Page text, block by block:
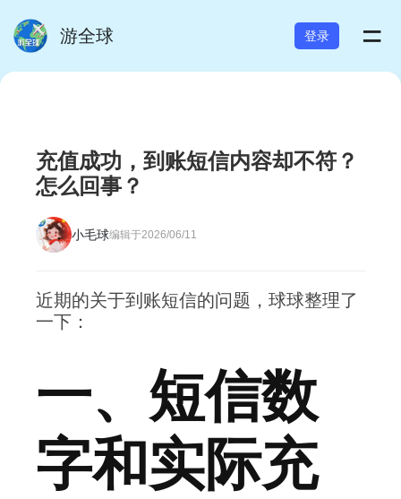
游全球 登录 =
充值成功，到账短信内容却不符？
怎么回事？
小毛球编辑于2026/06/11
近期的关于到账短信的问题，球球整理了
一下：
一、短信数
字和实际充